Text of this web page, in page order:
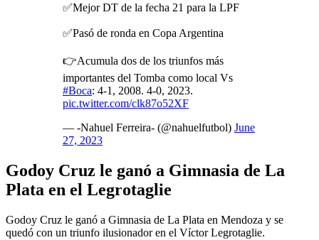
✅Mejor DT de la fecha 21 para la LPF
✅Pasó de ronda en Copa Argentina
👉Acumula dos de los triunfos más
importantes del Tomba como local Vs
#Boca: 4-1, 2008. 4-0, 2023.
pic.twitter.com/clk87o52XF
— -Nahuel Ferreira- (@nahuelfutbol) June
27, 2023
Godoy Cruz le ganó a Gimnasia de La
Plata en el Legrotaglie
Godoy Cruz le ganó a Gimnasia de La Plata en Mendoza y se
quedó con un triunfo ilusionador en el Víctor Legrotaglie.